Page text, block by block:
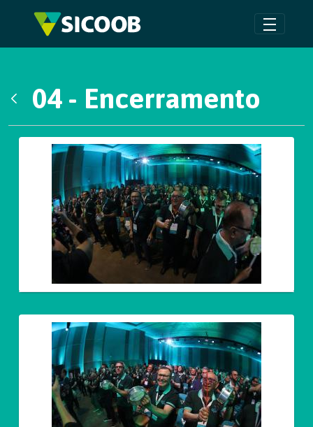
Pular para o Conteúdo principal
04 - Encerramento
Galeria de Mídias